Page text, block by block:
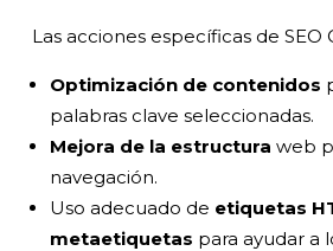
Las acciones específicas de SEO
Optimización de contenidos
palabras clave seleccionadas.
Mejora de la estructura web
navegación.
Uso adecuado de etiquetas
metaetiquetas para ayudar a